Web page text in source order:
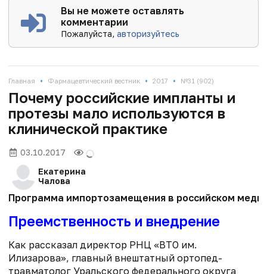
Вы не можете оставлять
комментарии
Пожалуйста,авторизуйтесь
Главная • Фармацевтический вестник • 2017 • №31 (902)
Почему российские импланты и
протезы мало используются в
клинической практике
03.10.2017
Екатерина
Чалова
Программа импортозамещения в российском
Преемственность и внедрение
Как рассказал директор РНЦ «ВТО им.
Илизарова», главный внештатный ортопед-
травматолог Уральского федерального округа